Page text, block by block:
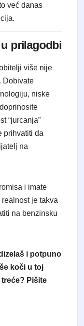
već danas
prilagodbi
više nije
. Dobivate
niske
“jurcanja”
prihvatiti da
na
i imate
realnost je takva
na benzinsku
i potpuno
koči u toj
Pišite